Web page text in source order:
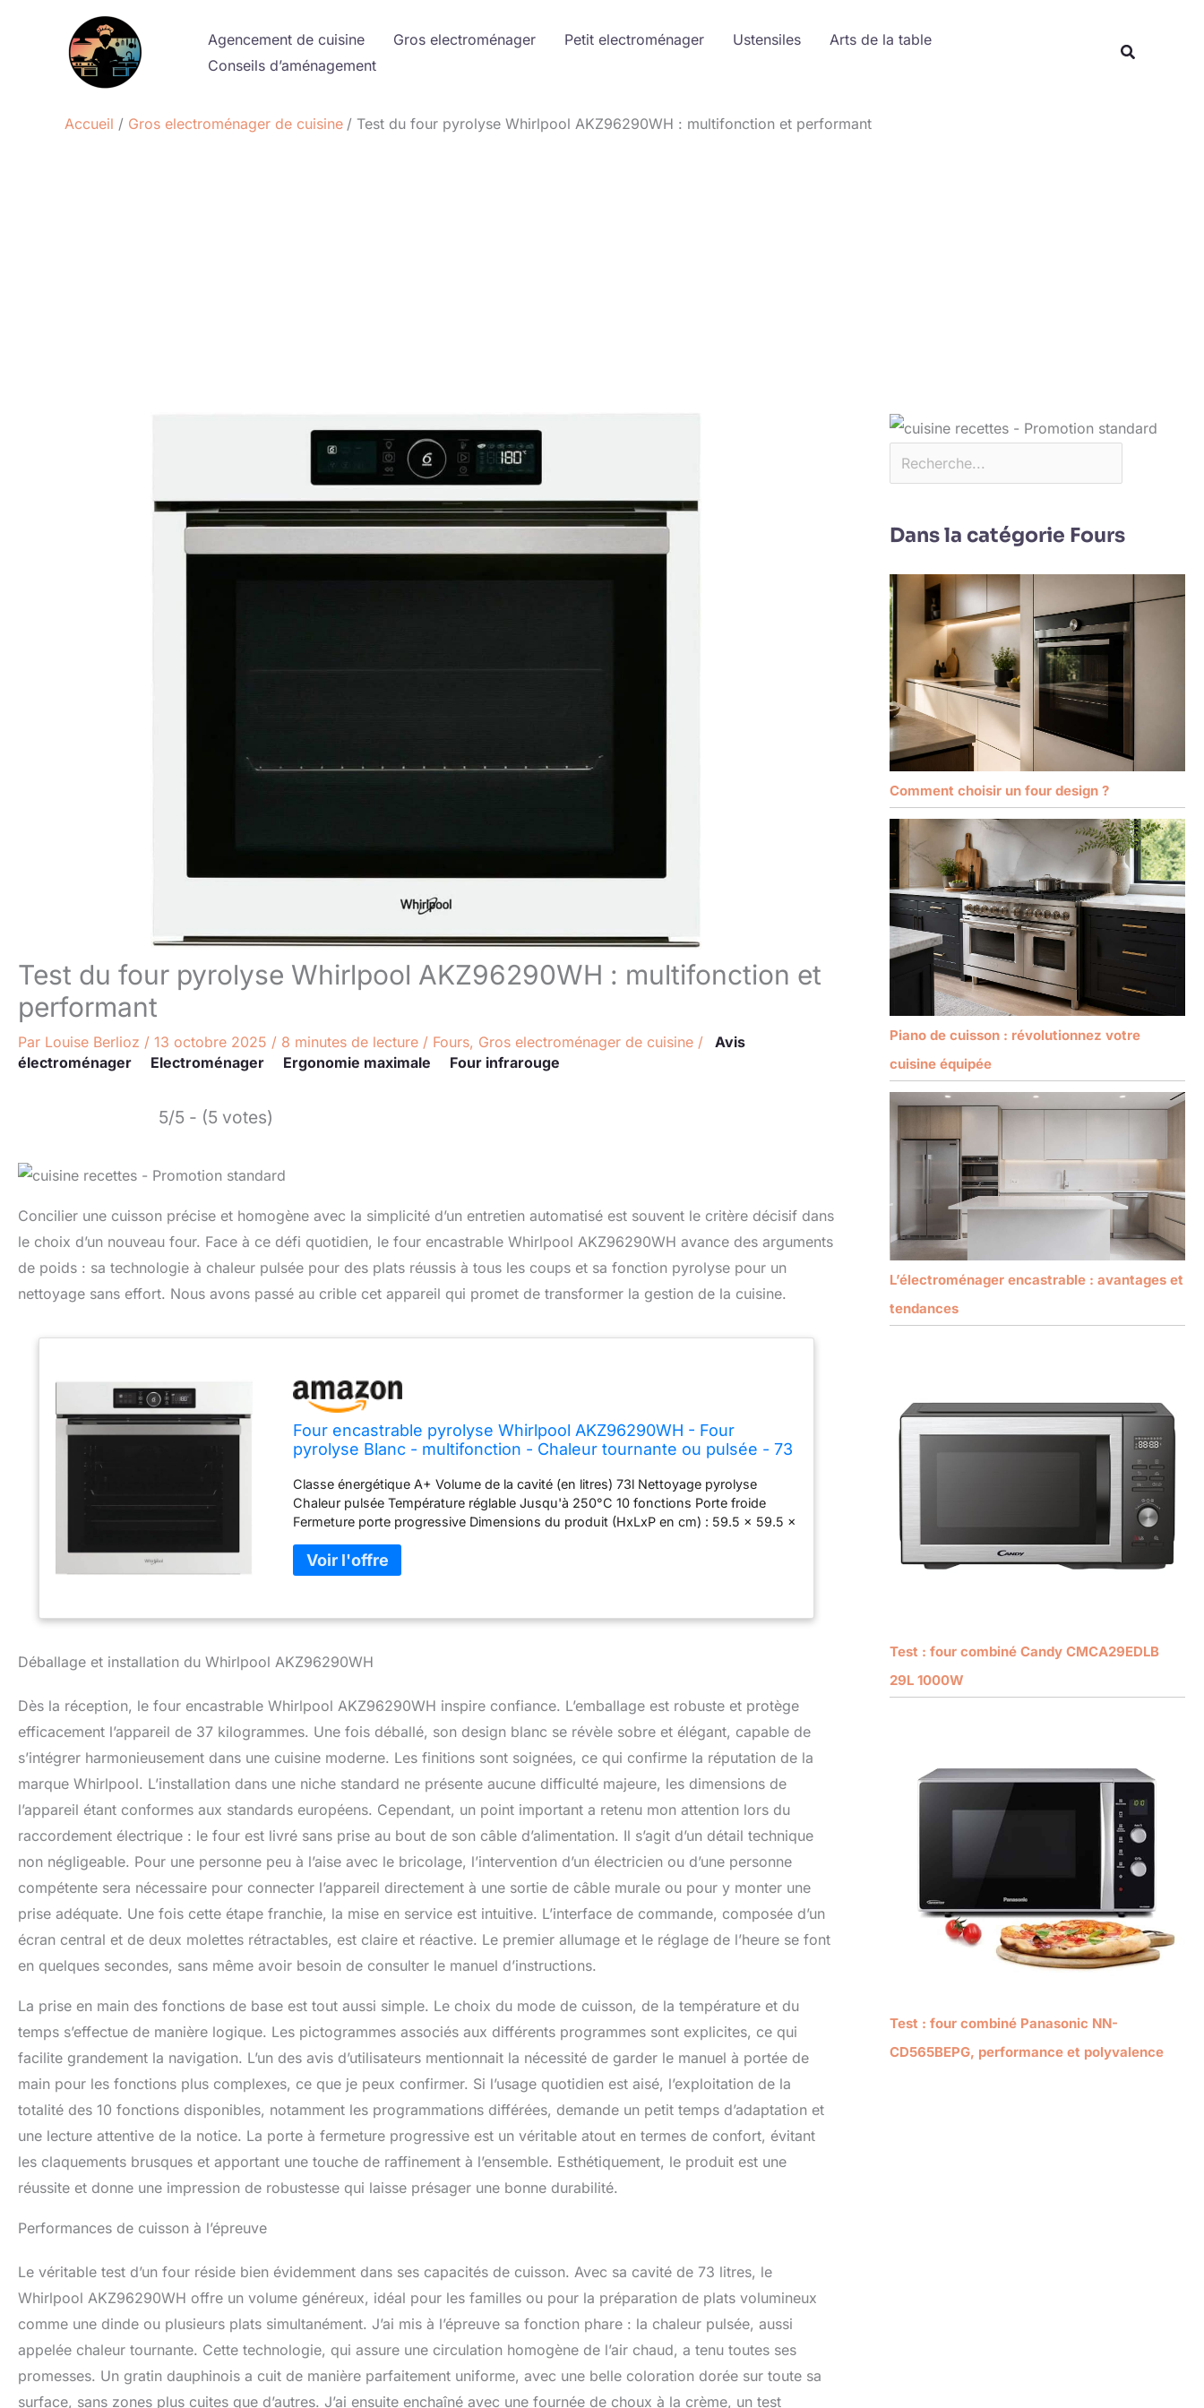
Agencement de cuisine Gros electroménager Petit electroménager Ustensiles
Arts de la table
Conseils d’aménagement
Accueil Gros electroménager de cuisine Test du four pyrolyse Whirlpool AKZ96290WH : multifonction et performant
Test du four pyrolyse Whirlpool AKZ96290WH : multifonction et
performant
Par Louise Berlioz / 13 octobre 2025 / 8 minutes de lecture / Fours, Gros electroménager de cuisine /
Avis
électroménager
Electroménager Ergonomie maximale Four infrarouge
5/5 - (5 votes)
Concilier une cuisson précise et homogène avec la simplicité d’un entretien automatisé est souvent le critère décisif dans
le choix d’un nouveau four. Face à ce défi quotidien, le four encastrable Whirlpool AKZ96290WH avance des arguments
de poids : sa technologie à chaleur pulsée pour des plats réussis à tous les coups et sa fonction pyrolyse pour un
nettoyage sans effort. Nous avons passé au crible cet appareil qui promet de transformer la gestion de la cuisine.
Four encastrable pyrolyse Whirlpool AKZ96290WH - Four
pyrolyse Blanc - multifonction - Chaleur tournante ou pulsée - 73
Classe énergétique A+ Volume de la cavité (en litres) 73l Nettoyage pyrolyse
Chaleur pulsée Température réglable Jusqu'à 250°C 10 fonctions Porte froide
Fermeture porte progressive Dimensions du produit (HxLxP en cm) : 59.5 x 59.5 x
Déballage et installation du Whirlpool AKZ96290WH
Dès la réception, le four encastrable Whirlpool AKZ96290WH inspire confiance. L’emballage est robuste et protège
efficacement l’appareil de 37 kilogrammes. Une fois déballé, son design blanc se révèle sobre et élégant, capable de
s’intégrer harmonieusement dans une cuisine moderne. Les finitions sont soignées, ce qui confirme la réputation de la
marque Whirlpool. L’installation dans une niche standard ne présente aucune difficulté majeure, les dimensions de
l’appareil étant conformes aux standards européens. Cependant, un point important a retenu mon attention lors du
raccordement électrique : le four est livré sans prise au bout de son câble d’alimentation. Il s’agit d’un détail technique
non négligeable. Pour une personne peu à l’aise avec le bricolage, l’intervention d’un électricien ou d’une personne
compétente sera nécessaire pour connecter l’appareil directement à une sortie de câble murale ou pour y monter une
prise adéquate. Une fois cette étape franchie, la mise en service est intuitive. L’interface de commande, composée d’un
écran central et de deux molettes rétractables, est claire et réactive. Le premier allumage et le réglage de l’heure se font
en quelques secondes, sans même avoir besoin de consulter le manuel d’instructions.
La prise en main des fonctions de base est tout aussi simple. Le choix du mode de cuisson, de la température et du
temps s’effectue de manière logique. Les pictogrammes associés aux différents programmes sont explicites, ce qui
facilite grandement la navigation. L’un des avis d’utilisateurs mentionnait la nécessité de garder le manuel à portée de
main pour les fonctions plus complexes, ce que je peux confirmer. Si l’usage quotidien est aisé, l’exploitation de la
totalité des 10 fonctions disponibles, notamment les programmations différées, demande un petit temps d’adaptation et
une lecture attentive de la notice. La porte à fermeture progressive est un véritable atout en termes de confort, évitant
les claquements brusques et apportant une touche de raffinement à l’ensemble. Esthétiquement, le produit est une
réussite et donne une impression de robustesse qui laisse présager une bonne durabilité.
Performances de cuisson à l’épreuve
Le véritable test d’un four réside bien évidemment dans ses capacités de cuisson. Avec sa cavité de 73 litres, le
Whirlpool AKZ96290WH offre un volume généreux, idéal pour les familles ou pour la préparation de plats volumineux
comme une dinde ou plusieurs plats simultanément. J’ai mis à l’épreuve sa fonction phare : la chaleur pulsée, aussi
appelée chaleur tournante. Cette technologie, qui assure une circulation homogène de l’air chaud, a tenu toutes ses
promesses. Un gratin dauphinois a cuit de manière parfaitement uniforme, avec une belle coloration dorée sur toute sa
surface, sans zones plus cuites que d’autres. J’ai ensuite enchaîné avec une fournée de choux à la crème, un test
Dans la catégorie Fours
Comment choisir un four design ?
Piano de cuisson : révolutionnez votre
cuisine équipée
L’électroménager encastrable : avantages et
tendances
Test : four combiné Candy CMCA29EDLB
29L 1000W
Test : four combiné Panasonic NN-
CD565BEPG, performance et polyvalence